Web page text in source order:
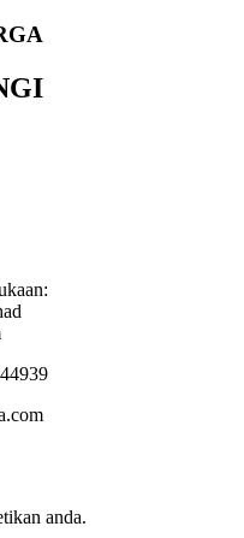
anda.